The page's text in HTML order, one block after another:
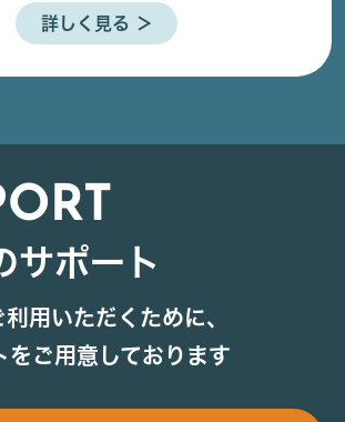
詳しく見る ＞
サポート
用いただくために、
をご用意しております